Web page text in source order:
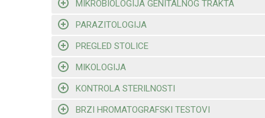
MIKROBIOLOGIJA GENITALNOG TRAKTA
PARAZITOLOGIJA
PREGLED STOLICE
MIKOLOGIJA
KONTROLA STERILNOSTI
BRZI HROMATOGRAFSKI TESTOVI